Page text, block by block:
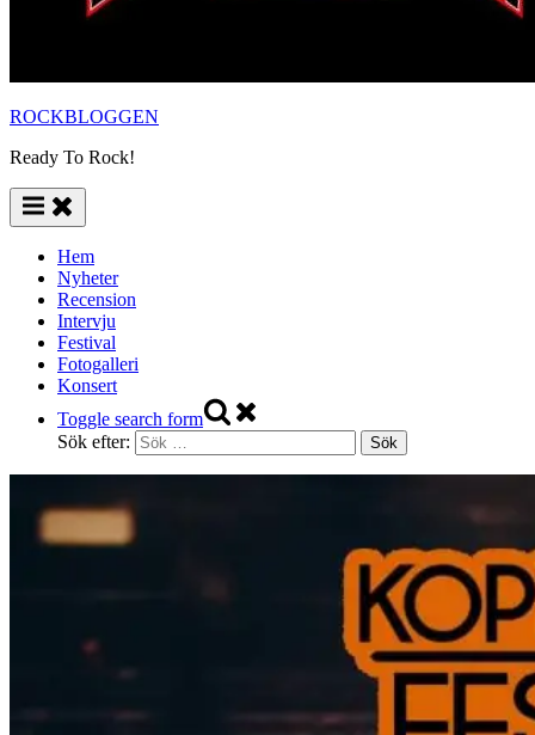
ROCKBLOGGEN
Ready To Rock!
Hem
Nyheter
Recension
Intervju
Festival
Fotogalleri
Konsert
Toggle search form
Sök efter: